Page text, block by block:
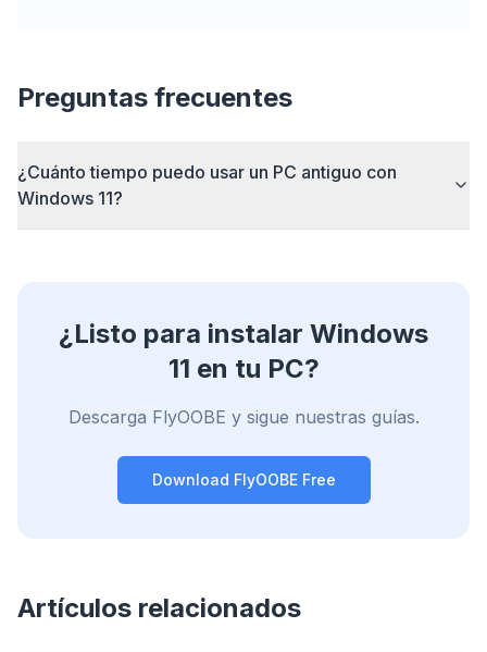
Preguntas frecuentes
¿Cuánto tiempo puedo usar un PC antiguo con
Windows 11?
¿Listo para instalar Windows
11 en tu PC?
Descarga FlyOOBE y sigue nuestras guías.
Download FlyOOBE Free
Artículos relacionados
una vez, optimiza todos.